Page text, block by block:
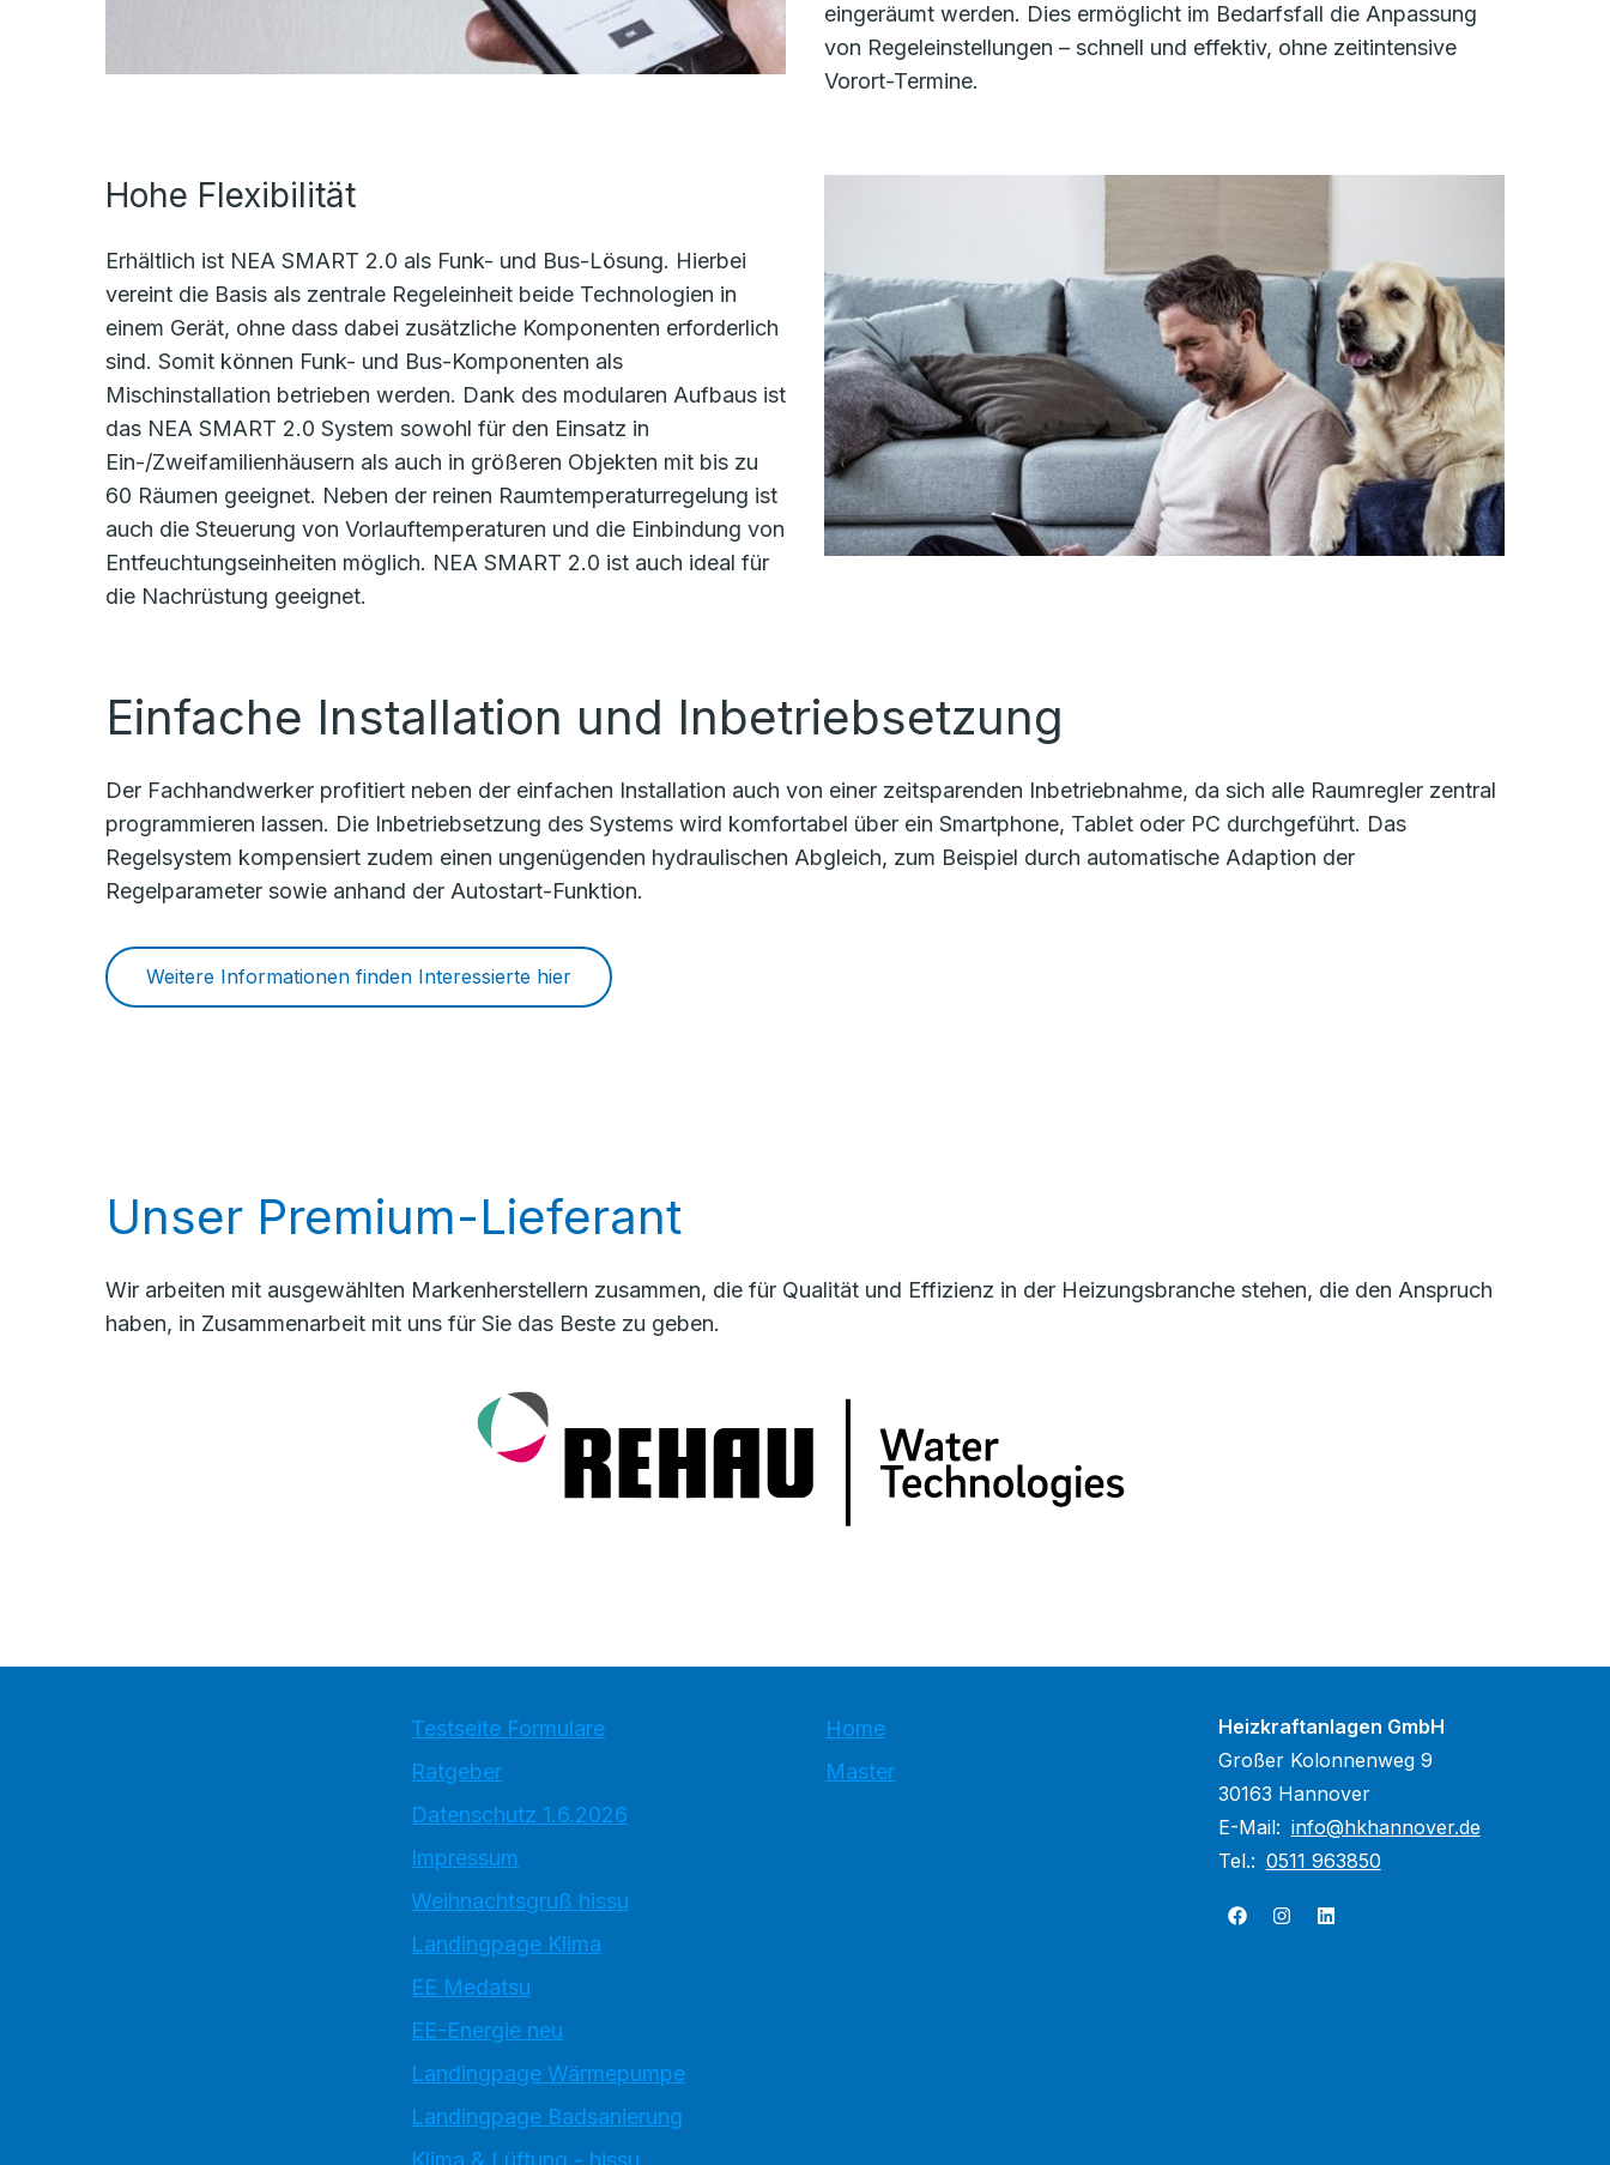
eingeräumt werden. Dies ermöglicht im Bedarfsfall die Anpassung
von Regeleinstellungen – schnell und effektiv, ohne zeitintensive
Vorort-Termine.
Hohe Flexibilität
Erhältlich ist NEA SMART 2.0 als Funk- und Bus-Lösung. Hierbei
vereint die Basis als zentrale Regeleinheit beide Technologien in
einem Gerät, ohne dass dabei zusätzliche Komponenten erforderlich
sind. Somit können Funk- und Bus-Komponenten als
Mischinstallation betrieben werden. Dank des modularen Aufbaus ist
das NEA SMART 2.0 System sowohl für den Einsatz in
Ein-/Zweifamilienhäusern als auch in größeren Objekten mit bis zu
60 Räumen geeignet. Neben der reinen Raumtemperaturregelung ist
auch die Steuerung von Vorlauftemperaturen und die Einbindung von
Entfeuchtungseinheiten möglich. NEA SMART 2.0 ist auch ideal für
die Nachrüstung geeignet.
Einfache Installation und Inbetriebsetzung
Der Fachhandwerker profitiert neben der einfachen Installation auch von einer zeitsparenden Inbetriebnahme, da sich alle Raumregler zentral
programmieren lassen. Die Inbetriebsetzung des Systems wird komfortabel über ein Smartphone, Tablet oder PC durchgeführt. Das
Regelsystem kompensiert zudem einen ungenügenden hydraulischen Abgleich, zum Beispiel durch automatische Adaption der
Regelparameter sowie anhand der Autostart-Funktion.
Weitere Informationen finden Interessierte hier
Unser Premium-Lieferant
Wir arbeiten mit ausgewählten Markenherstellern zusammen, die für Qualität und Effizienz in der Heizungsbranche stehen, die den Anspruch
haben, in Zusammenarbeit mit uns für Sie das Beste zu geben.
Testseite Formulare
Ratgeber
Datenschutz 1.6.2026
Impressum
Weihnachtsgruß hissu
Landingpage Klima
EE Medatsu
EE-Energie neu
Landingpage Wärmepumpe
Landingpage Badsanierung
Home
Master
Heizkraftanlagen GmbH
Großer Kolonnenweg 9
30163 Hannover
E-Mail: info@hkhannover.de
Tel.: 0511 963850